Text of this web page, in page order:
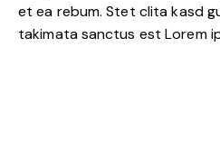
et ea rebum. Stet clita kasd
takimata sanctus est Lorem